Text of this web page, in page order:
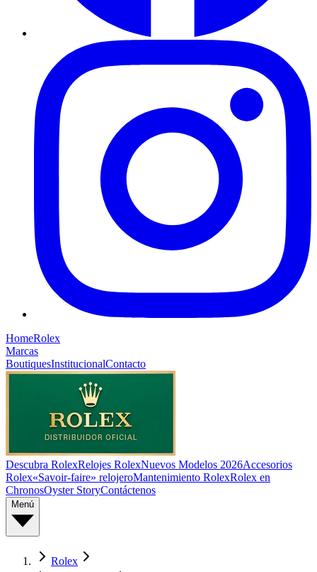
HomeRolex
Marcas
BoutiquesInstitucionalContacto
Descubra RolexRelojes RolexNuevos Modelos 2026Accesorios
Rolex«Savoir-faire» relojeroMantenimiento RolexRolex en
ChronosOyster StoryContáctenos
Menú
Rolex